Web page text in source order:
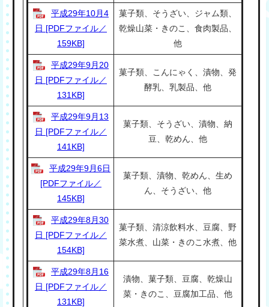
平成29年10月4
日 [PDFファイル／
159KB]
菓子類、そうざい、ジャム類、
乾燥山菜・きのこ、食肉製品、
他
平成29年9月20
日 [PDFファイル／
131KB]
菓子類、こんにゃく、漬物、発
酵乳、乳製品、他
平成29年9月13
日 [PDFファイル／
141KB]
菓子類、そうざい、漬物、納
豆、乾めん、他
平成29年9月6日
[PDFファイル／
145KB]
菓子類、漬物、乾めん、生め
ん、そうざい、他
平成29年8月30
日 [PDFファイル／
154KB]
菓子類、清涼飲料水、豆腐、野
菜水煮、山菜・きのこ水煮、他
平成29年8月16
日 [PDFファイル／
131KB]
漬物、菓子類、豆腐、乾燥山
菜・きのこ、豆腐加工品、他